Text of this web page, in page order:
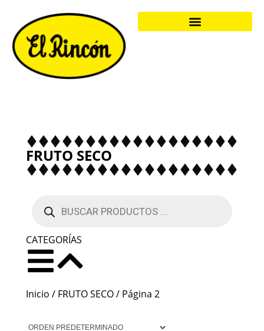
FRUTO SECO
CATEGORÍAS
Inicio / FRUTO SECO/ Página 2